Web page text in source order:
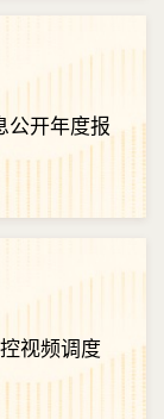
公开年度报
视频调度